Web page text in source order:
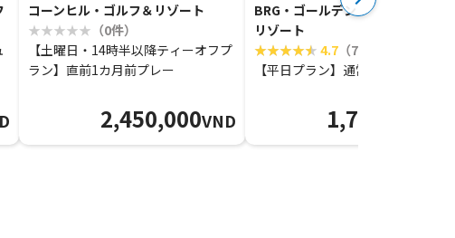
コーンヒル・ゴルフ＆リゾート
（0件）
【土曜日・14時半以降ティーオフプ
ラン】直前1カ月前プレー
2,450,000VND
BRG・ゴールデン・サンズ・ゴル
リゾート
4.7 （7件）
【平日プラン】通常プレー
1,700,000